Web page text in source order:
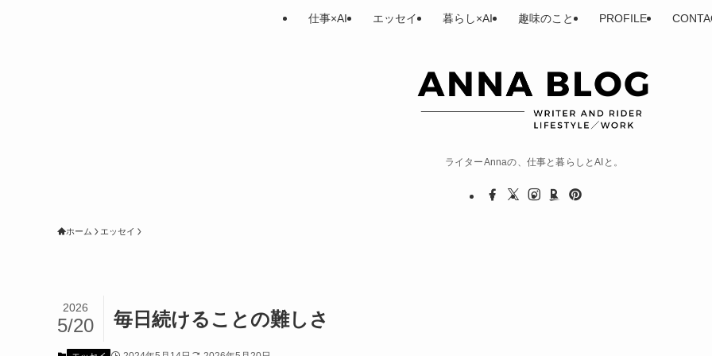
ライターAnnaの、仕事と暮らしとAIと。
仕事×AI エッセイ 暮らし×AI 趣味のこと PROFILE
ホーム エッセイ
毎日続けることの難しさ
2026
5/20